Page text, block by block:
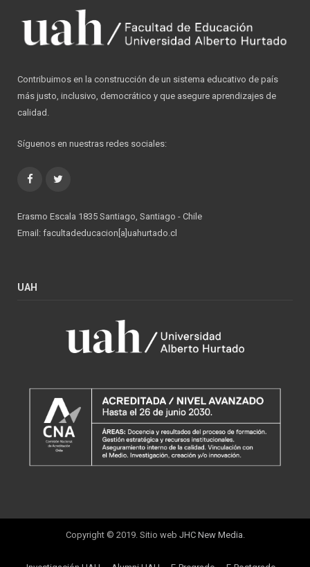
Contribuimos en la construcción de un sistema educativo de país
más justo, inclusivo, democrático y que asegure aprendizajes de
calidad.
Síguenos en nuestras redes sociales:
Facebook
Erasmo Escala 1835 Santiago, Santiago - Chile
Email: facultadeducacion[a]uahurtado.cl
UAH
Copyright © 2019. Sitio web JHC New Media.